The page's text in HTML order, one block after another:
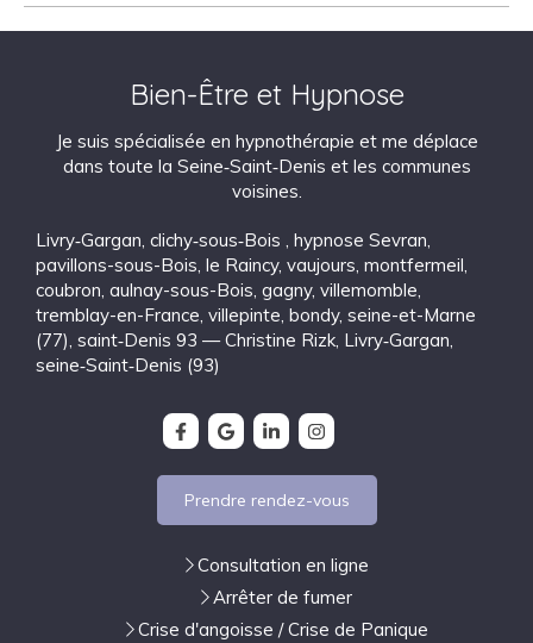
Bien-Être et Hypnose
Je suis spécialisée en hypnothérapie et me déplace
dans toute la Seine‑Saint‑Denis et les communes
voisines.
Livry‑Gargan, clichy‑sous‑Bois , hypnose Sevran,
pavillons-sous-Bois, le Raincy, vaujours, montfermeil,
coubron, aulnay-sous-Bois, gagny, villemomble,
tremblay-en-France, villepinte, bondy, seine-et-Marne
(77), saint‑Denis 93 — Christine Rizk, Livry‑Gargan,
seine‑Saint‑Denis (93)
Prendre rendez-vous
Consultation en ligne
Arrêter de fumer
Crise d'angoisse / Crise de Panique